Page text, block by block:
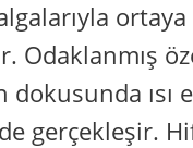
ortaya
Odaklanmış
dokusunda ısı
gerçekleşir.